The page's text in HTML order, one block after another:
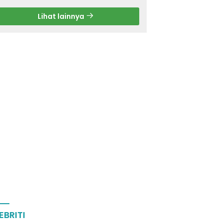
Lihat lainnya